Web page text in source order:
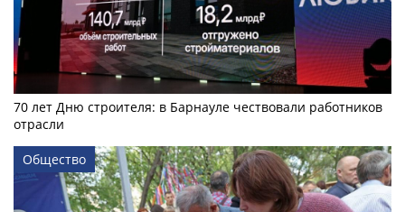
70 лет Дню строителя: в Барнауле чествовали работников
отрасли
Общество